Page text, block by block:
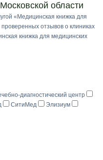
области
«Медицинская книжка для
отзывов о клиниках
книжка для медицинских
диагностический центр
СитиМед
Элизиум